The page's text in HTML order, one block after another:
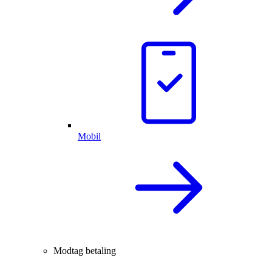
Mobil
Modtag betaling